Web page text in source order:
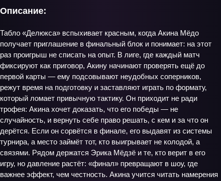
Описание:
Табло «Делюкса» вспыхивает красным, когда Акина Мёдо
получает приглашение в финальный блок и понимает: на этот
раз проигрыш не списать на опыт. В лиге, где каждый матч
фиксируют как приговор, Акину начинают проверять ещё до
первой карты — ему подсовывают неудобных соперников,
режут время на подготовку и заставляют играть по формату,
который ломает привычную тактику. Он приходит не ради
трофея: Акина хочет доказать, что его победы — не
случайность, и вернуть себе право решать, с кем и за что он
дерётся. Если он сорвётся в финале, его выдавят из системы
турнира, а место займёт тот, кто выигрывает не колодой, а
связями. Рядом держатся Эрика Мёдзё и те, кто верит в его
игру, но давление растёт: «финал» превращают в шоу, где
важнее эффект, чем честность. Акина учится читать намерения